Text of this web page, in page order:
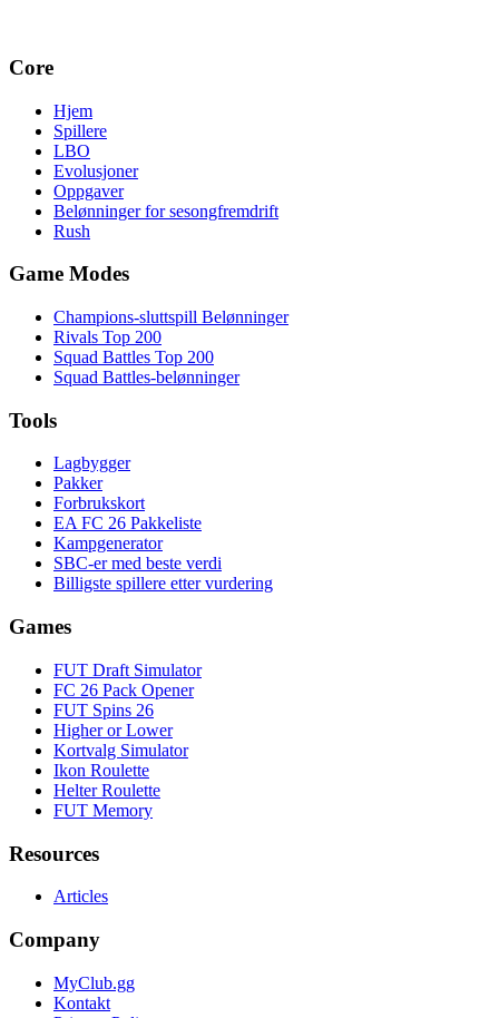
Core
Hjem
Spillere
LBO
Evolusjoner
Oppgaver
Belønninger for sesongfremdrift
Rush
Game Modes
Champions-sluttspill Belønninger
Rivals Top 200
Squad Battles Top 200
Squad Battles-belønninger
Tools
Lagbygger
Pakker
Forbrukskort
EA FC 26 Pakkeliste
Kampgenerator
SBC-er med beste verdi
Billigste spillere etter vurdering
Games
FUT Draft Simulator
FC 26 Pack Opener
FUT Spins 26
Higher or Lower
Kortvalg Simulator
Ikon Roulette
Helter Roulette
FUT Memory
Resources
Articles
Company
MyClub.gg
Kontakt